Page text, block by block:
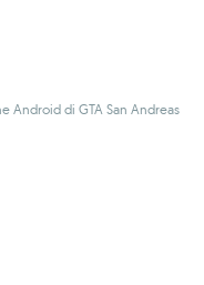
Android di GTA San Andreas